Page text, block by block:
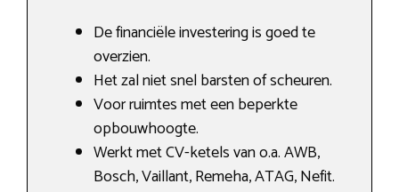
De financiële investering is goed te
overzien.
Het zal niet snel barsten of scheuren.
Voor ruimtes met een beperkte
opbouwhoogte.
Werkt met CV-ketels van o.a. AWB,
Bosch, Vaillant, Remeha, ATAG, Nefit.